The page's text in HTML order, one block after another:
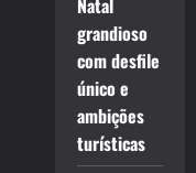
Natal
grandioso
com desfile
único e
ambições
turísticas